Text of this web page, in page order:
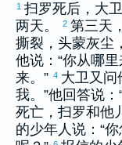
1 扫罗死后， 大卫
两天。
2 第三天
撕裂，头蒙灰尘
他说：“你从哪里
来。” 4 大卫又问
我。”他回答说
死亡， 扫罗和他
的少年人说：“